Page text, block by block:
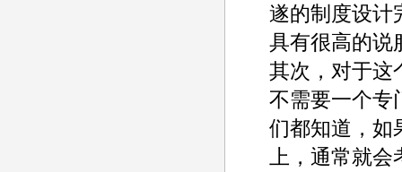
遂的制度设计
具有很高的说
其次，对于这
不需要一个专
们都知道，如
上，通常就